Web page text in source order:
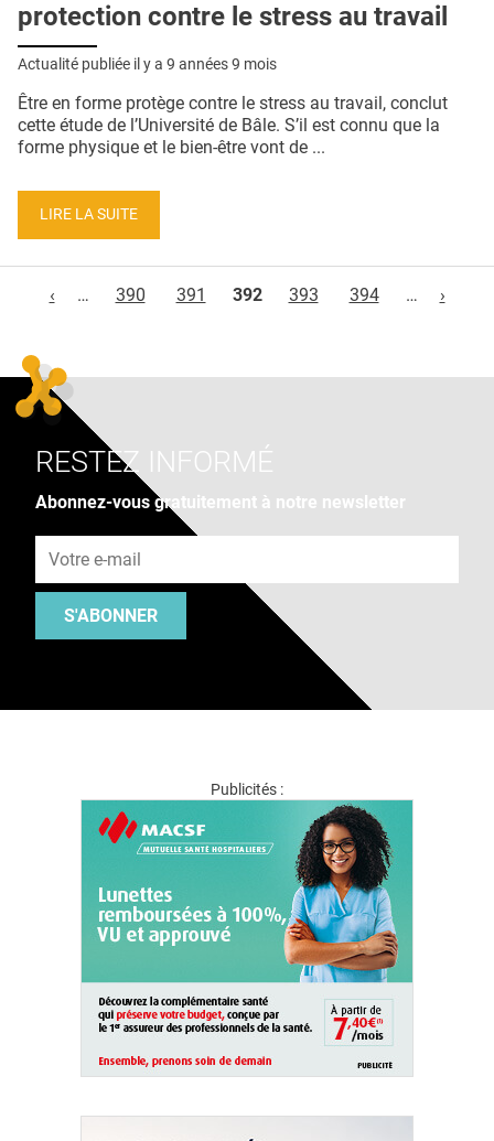
protection contre le stress au travail
Actualité publiée il y a 9 années 9 mois
Être en forme protège contre le stress au travail, conclut
cette étude de l’Université de Bâle. S’il est connu que la
forme physique et le bien-être vont de ...
LIRE LA SUITE
‹
… 390 391 392 393 394 … ›
RESTEZ INFORMÉ
Abonnez-vous gratuitement à notre newsletter
S'ABONNER
Publicités :